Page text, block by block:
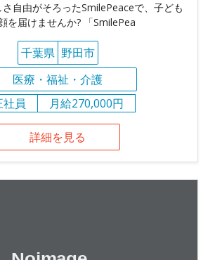
さ自由がそろったSmilePeaceで、子ども
を届けませんか? 「SmilePea
千葉県 野田市
医療・福祉・介護
社員
月給270,000円
詳細を見る